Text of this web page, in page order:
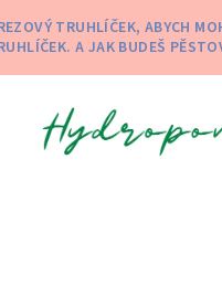
TRUHLÍČEK, ABYCH
A JAK BUDEŠ